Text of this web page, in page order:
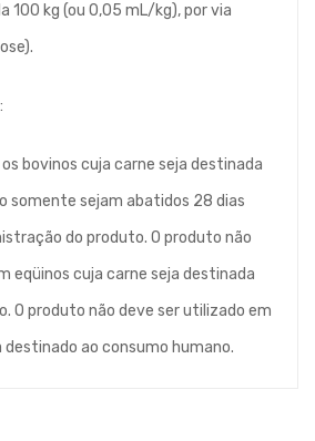
100 kg (ou 0,05 mL/kg), por via
bovinos cuja carne seja destinada
somente sejam abatidos 28 dias
do produto. O produto não
eqüinos cuja carne seja destinada
O produto não deve ser utilizado em
ao consumo humano.